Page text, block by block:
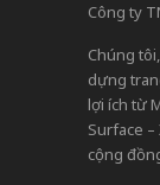
Công ty
Chúng
dựng
lợi ích từ
Surface
cộng